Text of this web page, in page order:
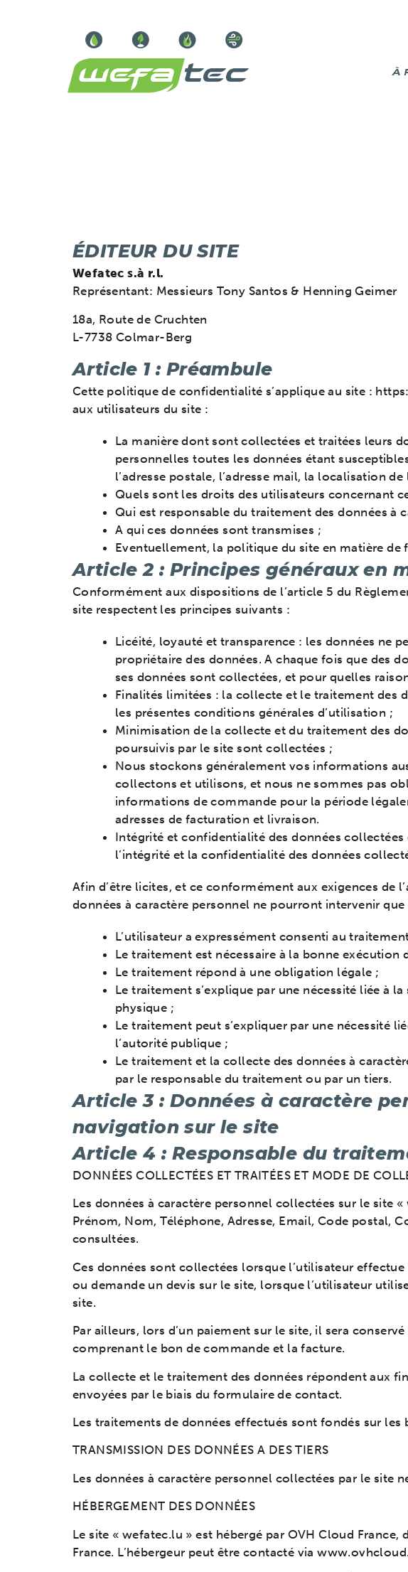
À
ÉDITEUR DU SITE
Wefatec s.à r.l.
Représentant: Messieurs Tony Santos & Henning Geimer
18a, Route de Cruchten
L-7738 Colmar-Berg
Article 1 : Préambule
Cette politique de confidentialité s’applique au site :
aux utilisateurs du site :
La manière dont sont collectées et traitées leurs
personnelles toutes les données étant
l’adresse postale, l’adresse mail, la localisation
Quels sont les droits des utilisateurs concernant
Qui est responsable du traitement des données à
A qui ces données sont transmises ;
Eventuellement, la politique du site en matière de
Article 2 : Principes généraux en
Conformément aux dispositions de l’article 5 du
site respectent les principes suivants :
Licéité, loyauté et transparence : les données ne
propriétaire des données. A chaque fois que des
ses données sont collectées, et pour quelles
Finalités limitées : la collecte et le traitement des
les présentes conditions générales d’utilisation ;
Minimisation de la collecte et du traitement des
poursuivis par le site sont collectées ;
Nous stockons généralement vos informations
collectons et utilisons, et nous ne sommes pas
informations de commande pour la période
adresses de facturation et livraison.
Intégrité et confidentialité des données collectées
l’intégrité et la confidentialité des données
Afin d’être licites, et ce conformément aux exigences de
données à caractère personnel ne pourront intervenir
L’utilisateur a expressément consenti au
Le traitement est nécessaire à la bonne exécution
Le traitement répond à une obligation légale ;
Le traitement s’explique par une nécessité liée à
physique ;
Le traitement peut s’expliquer par une nécessité
l’autorité publique ;
Le traitement et la collecte des données à
par le responsable du traitement ou par un tiers.
Article 3 : Données à caractère
navigation sur le site
Article 4 : Responsable du
DONNÉES COLLECTÉES ET TRAITÉES ET MODE DE
Les données à caractère personnel collectées sur le site
Prénom, Nom, Téléphone, Adresse, Email, Code postal,
consultées.
Ces données sont collectées lorsque l’utilisateur
ou demande un devis sur le site, lorsque l’utilisateur
site.
Par ailleurs, lors d’un paiement sur le site, il sera
comprenant le bon de commande et la facture.
La collecte et le traitement des données répondent aux
envoyées par le biais du formulaire de contact.
Les traitements de données effectués sont fondés sur
TRANSMISSION DES DONNÉES A DES TIERS
Les données à caractère personnel collectées par le site
HÉBERGEMENT DES DONNÉES
Le site « wefatec.lu » est hébergé par OVH Cloud
France. L’hébergeur peut être contacté via